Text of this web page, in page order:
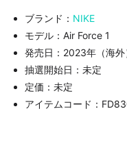
ブランド： NIKE
モデル：Air Force 1
発売日：2023年（海外
抽選開始日：未定
定価：未定
アイテムコード：